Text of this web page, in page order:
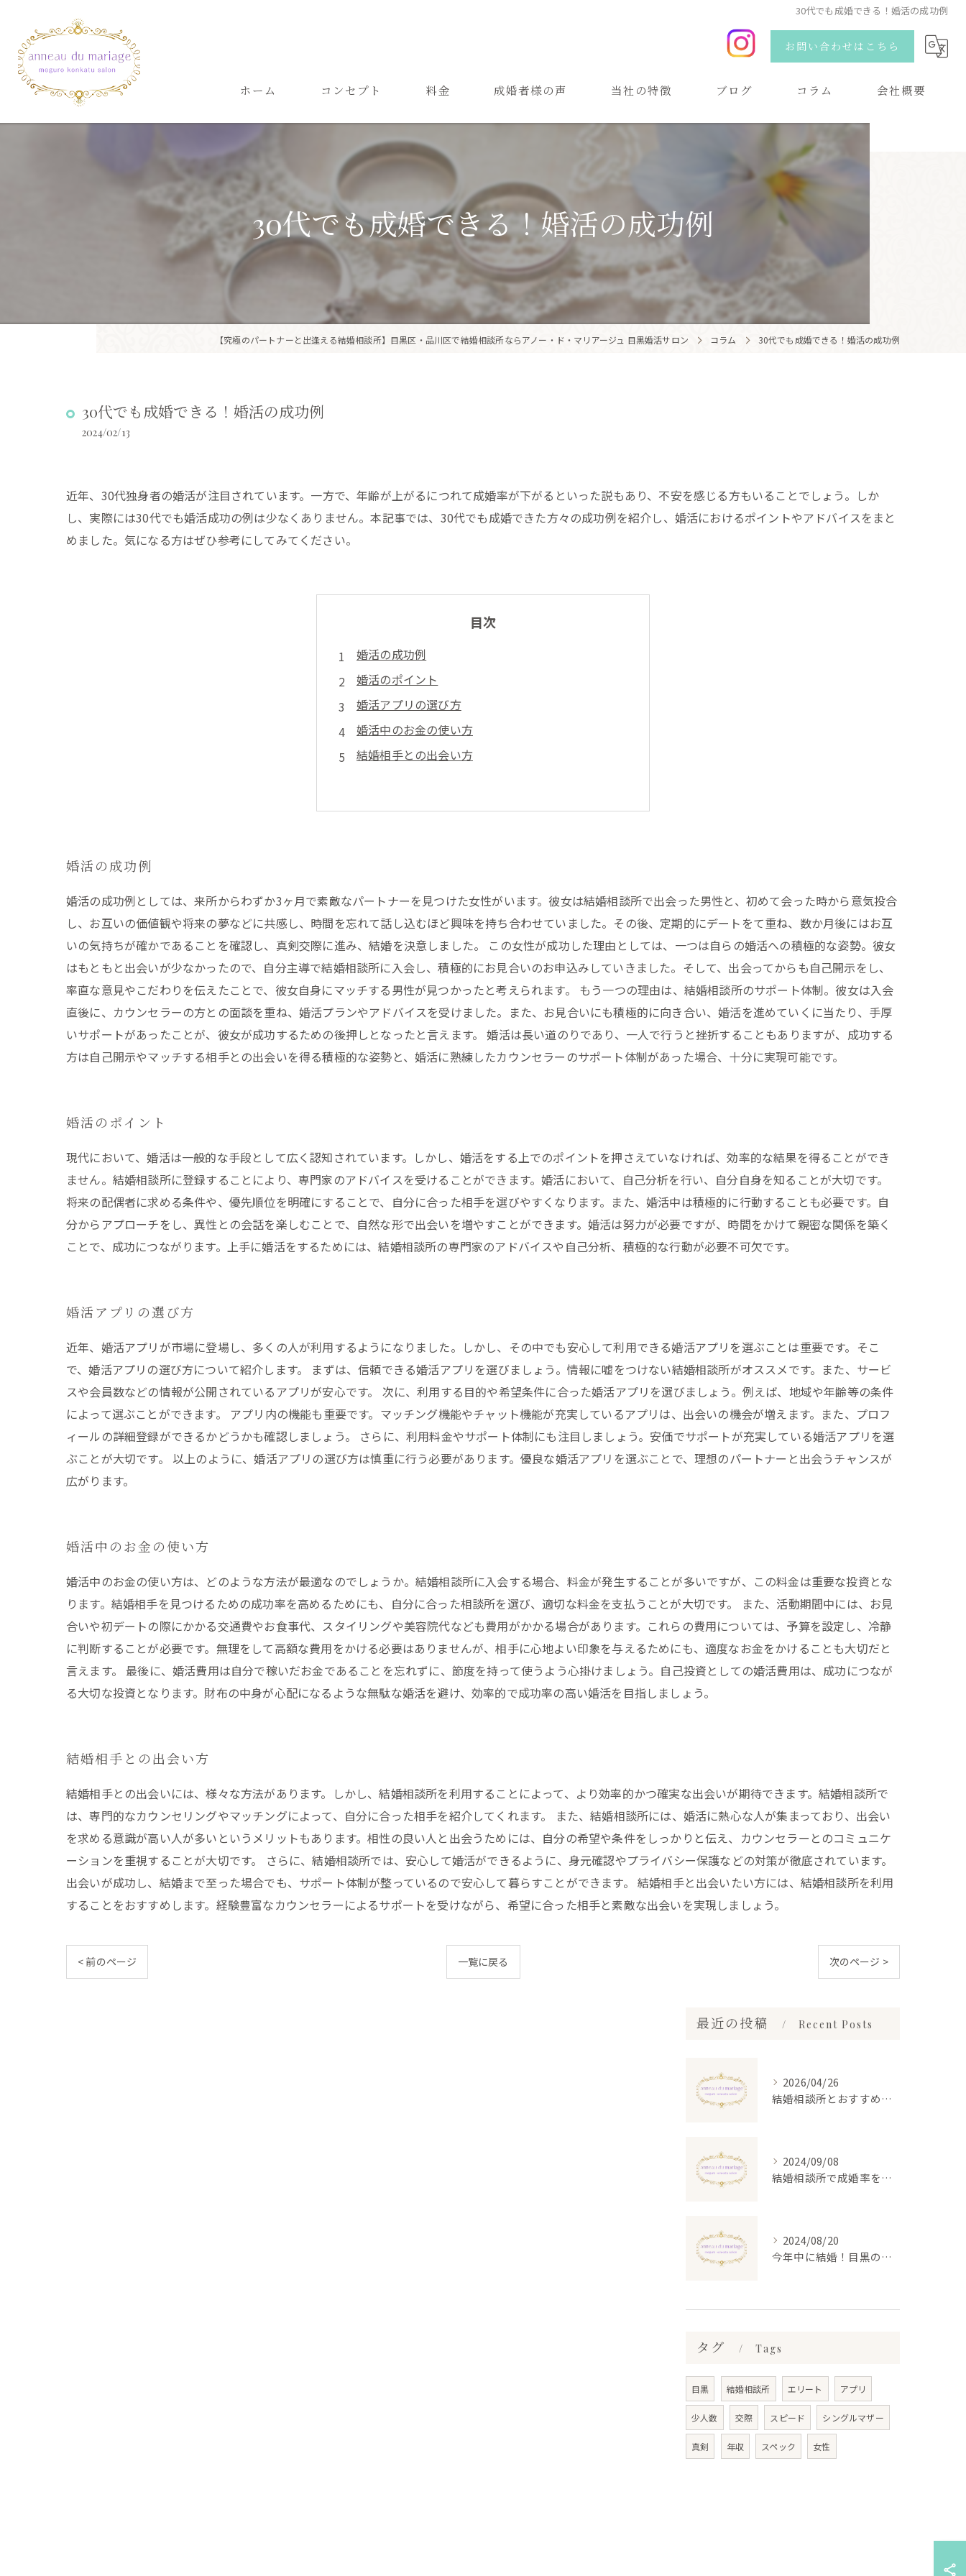
30代でも成婚できる！婚活の成功例
お問い合わせはこちら
ホーム コンセプト
ご結婚までの流れ
よくある質問
料金 成婚者様の声 当社の特徴
婚活
ブログ コラム 会社概要
30代でも成婚できる！婚活の成功例
【究極のパートナーと出逢える結婚相談所】目黒区・品川区で結婚相談所ならアノー・ド・マリアージュ 目黒婚活サロン コラム 30代でも成婚できる！婚活の成功例
30代でも成婚できる！婚活の成功例
2024/02/13
近年、30代独身者の婚活が注目されています。一方で、年齢が上がるにつれて成婚率が下がるといった説もあり、不安を感じる方もいることでしょう。しか
し、実際には30代でも婚活成功の例は少なくありません。本記事では、30代でも成婚できた方々の成功例を紹介し、婚活におけるポイントやアドバイスをまと
めました。気になる方はぜひ参考にしてみてください。
目次
婚活の成功例
婚活のポイント
婚活アプリの選び方
婚活中のお金の使い方
結婚相手との出会い方
婚活の成功例
婚活の成功例としては、来所からわずか3ヶ月で素敵なパートナーを見つけた女性がいます。彼女は結婚相談所で出会った男性と、初めて会った時から意気投合
し、お互いの価値観や将来の夢などに共感し、時間を忘れて話し込むほど興味を持ち合わせていました。その後、定期的にデートをて重ね、数か月後にはお互
いの気持ちが確かであることを確認し、真剣交際に進み、結婚を決意しました。 この女性が成功した理由としては、一つは自らの婚活への積極的な姿勢。彼女
はもともと出会いが少なかったので、自分主導で結婚相談所に入会し、積極的にお見合いのお申込みしていきました。そして、出会ってからも自己開示をし、
率直な意見やこだわりを伝えたことで、彼女自身にマッチする男性が見つかったと考えられます。 もう一つの理由は、結婚相談所のサポート体制。彼女は入会
直後に、カウンセラーの方との面談を重ね、婚活プランやアドバイスを受けました。また、お見合いにも積極的に向き合い、婚活を進めていくに当たり、手厚
いサポートがあったことが、彼女が成功するための後押しとなったと言えます。 婚活は長い道のりであり、一人で行うと挫折することもありますが、成功する
方は自己開示やマッチする相手との出会いを得る積極的な姿勢と、婚活に熟練したカウンセラーのサポート体制があった場合、十分に実現可能です。
婚活のポイント
現代において、婚活は一般的な手段として広く認知されています。しかし、婚活をする上でのポイントを押さえていなければ、効率的な結果を得ることができ
ません。結婚相談所に登録することにより、専門家のアドバイスを受けることができます。婚活において、自己分析を行い、自分自身を知ることが大切です。
将来の配偶者に求める条件や、優先順位を明確にすることで、自分に合った相手を選びやすくなります。また、婚活中は積極的に行動することも必要です。自
分からアプローチをし、異性との会話を楽しむことで、自然な形で出会いを増やすことができます。婚活は努力が必要ですが、時間をかけて親密な関係を築く
ことで、成功につながります。上手に婚活をするためには、結婚相談所の専門家のアドバイスや自己分析、積極的な行動が必要不可欠です。
婚活アプリの選び方
近年、婚活アプリが市場に登場し、多くの人が利用するようになりました。しかし、その中でも安心して利用できる婚活アプリを選ぶことは重要です。そこ
で、婚活アプリの選び方について紹介します。 まずは、信頼できる婚活アプリを選びましょう。情報に嘘をつけない結婚相談所がオススメです。また、サービ
スや会員数などの情報が公開されているアプリが安心です。 次に、利用する目的や希望条件に合った婚活アプリを選びましょう。例えば、地域や年齢等の条件
によって選ぶことができます。 アプリ内の機能も重要です。マッチング機能やチャット機能が充実しているアプリは、出会いの機会が増えます。また、プロフ
ィールの詳細登録ができるかどうかも確認しましょう。 さらに、利用料金やサポート体制にも注目しましょう。安価でサポートが充実している婚活アプリを選
ぶことが大切です。 以上のように、婚活アプリの選び方は慎重に行う必要があります。優良な婚活アプリを選ぶことで、理想のパートナーと出会うチャンスが
広がります。
婚活中のお金の使い方
婚活中のお金の使い方は、どのような方法が最適なのでしょうか。結婚相談所に入会する場合、料金が発生することが多いですが、この料金は重要な投資とな
ります。結婚相手を見つけるための成功率を高めるためにも、自分に合った相談所を選び、適切な料金を支払うことが大切です。 また、活動期間中には、お見
合いや初デートの際にかかる交通費やお食事代、スタイリングや美容院代なども費用がかかる場合があります。これらの費用については、予算を設定し、冷静
に判断することが必要です。無理をして高額な費用をかける必要はありませんが、相手に心地よい印象を与えるためにも、適度なお金をかけることも大切だと
言えます。 最後に、婚活費用は自分で稼いだお金であることを忘れずに、節度を持って使うよう心掛けましょう。自己投資としての婚活費用は、成功につなが
る大切な投資となります。財布の中身が心配になるような無駄な婚活を避け、効率的で成功率の高い婚活を目指しましょう。
結婚相手との出会い方
結婚相手との出会いには、様々な方法があります。しかし、結婚相談所を利用することによって、より効率的かつ確実な出会いが期待できます。結婚相談所で
は、専門的なカウンセリングやマッチングによって、自分に合った相手を紹介してくれます。 また、結婚相談所には、婚活に熱心な人が集まっており、出会い
を求める意識が高い人が多いというメリットもあります。相性の良い人と出会うためには、自分の希望や条件をしっかりと伝え、カウンセラーとのコミュニケ
ーションを重視することが大切です。 さらに、結婚相談所では、安心して婚活ができるように、身元確認やプライバシー保護などの対策が徹底されています。
出会いが成功し、結婚まで至った場合でも、サポート体制が整っているので安心して暮らすことができます。 結婚相手と出会いたい方には、結婚相談所を利用
することをおすすめします。経験豊富なカウンセラーによるサポートを受けながら、希望に合った相手と素敵な出会いを実現しましょう。
< 前のページ 一覧に戻る 次のページ >
最近の投稿 Recent Posts
2026/04/26
結婚相談所とおすすめの選び方を東京都目黒区エリアで詳しく解説
2024/09/08
結婚相談所で成婚率を高める秘訣とは？成功体験から学ぶ実践的アドバイス
2024/08/20
今年中に結婚！目黒の結婚相談所で理想のお相手を見つける方法
タグ Tags
目黒 結婚相談所 エリート アプリ
少人数 交際 スピード シングルマザー
真剣 年収 スペック 女性